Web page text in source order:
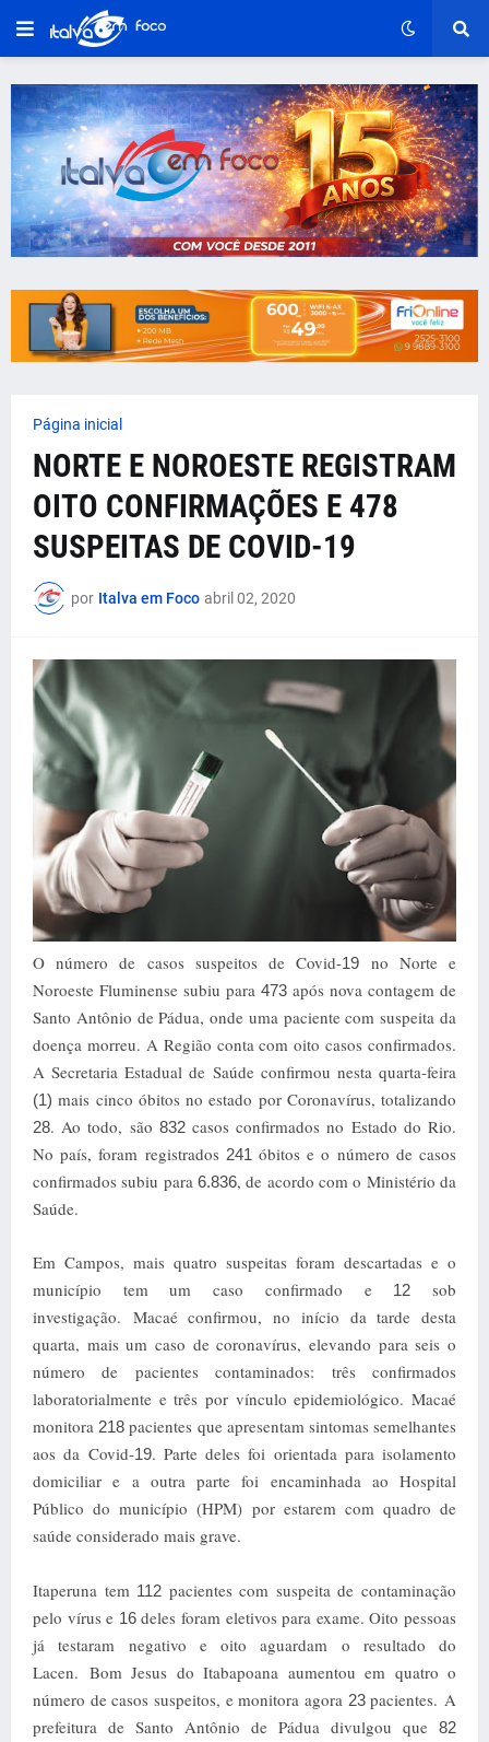
Página inicial
NORTE E NOROESTE REGISTRAM
OITO CONFIRMAÇÕES E 478
SUSPEITAS DE COVID-19
por Italva em Foco abril 02, 2020
O número de casos suspeitos de Covid-19
no Norte e
Noroeste Fluminense subiu para 473 após nova contagem de
Santo Antônio de Pádua, onde uma paciente com suspeita da
doença morreu. A Região conta com oito casos confirmados.
A Secretaria Estadual de Saúde confirmou nesta quarta-feira
(1) mais cinco óbitos no estado por Coronavírus, totalizando
28. Ao todo, são 832casos confirmados no Estado do Rio.
No país, foram registrados 241óbitos e o número de casos
confirmados subiu para 6.836, de acordo com o Ministério da
Saúde.
Em Campos, mais quatro suspeitas foram descartadas e o
município tem um caso confirmado e
12
sob
investigação. Macaé confirmou, no início da tarde desta
quarta, mais um caso de coronavírus, elevando para seis o
número de pacientes contaminados: três confirmados
laboratorialmente e três por vínculo epidemiológico. Macaé
monitora218 pacientes que apresentam sintomas semelhantes
aos da Covid-19. Parte deles foi orientada para isolamento
domiciliar e a outra parte foi encaminhada ao Hospital
Público do município (HPM) por estarem com quadro de
saúde considerado mais grave.
Itaperuna tem 112 pacientes com suspeita de contaminação
pelo vírus e 16deles foram eletivos para exame. Oito pessoas
já testaram negativo e oito aguardam o resultado do
Lacen. Bom Jesus do Itabapoana aumentou em quatro o
número de casos suspeitos, e monitora agora 23pacientes.A
prefeitura de Santo Antônio de Pádua divulgou que 82